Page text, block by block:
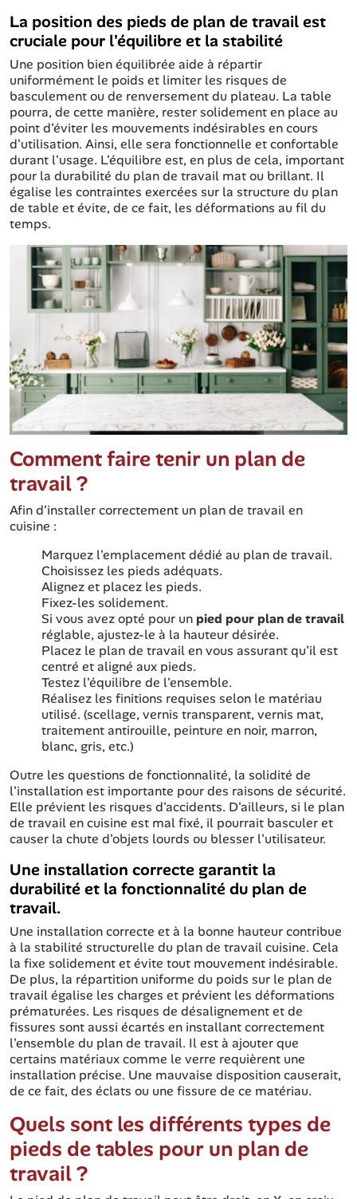
La position des pieds de plan de travail est
cruciale pour l'équilibre et la stabilité
Une position bien équilibrée aide à répartir
uniformément le poids et limiter les risques de
basculement ou de renversement du plateau. La table
pourra, de cette manière, rester solidement en place au
point d'éviter les mouvements indésirables en cours
d'utilisation. Ainsi, elle sera fonctionnelle et confortable
durant l'usage. L'équilibre est, en plus de cela, important
pour la durabilité du plan de travail mat ou brillant. Il
égalise les contraintes exercées sur la structure du plan
de table et évite, de ce fait, les déformations au fil du
temps.
Comment faire tenir un plan de
travail ?
Afin d'installer correctement un plan de travail en
cuisine :
Marquez l'emplacement dédié au plan de travail.
Choisissez les pieds adéquats.
Alignez et placez les pieds.
Fixez-les solidement.
Si vous avez opté pour un pied pour plan de travail
réglable, ajustez-le à la hauteur désirée.
Placez le plan de travail en vous assurant qu'il est
centré et aligné aux pieds.
Testez l'équilibre de l'ensemble.
Réalisez les finitions requises selon le matériau
utilisé. (scellage, vernis transparent, vernis mat,
traitement antirouille, peinture en noir, marron,
blanc, gris, etc.)
Outre les questions de fonctionnalité, la solidité de
l'installation est importante pour des raisons de sécurité.
Elle prévient les risques d'accidents. D'ailleurs, si le plan
de travail en cuisine est mal fixé, il pourrait basculer et
causer la chute d'objets lourds ou blesser l'utilisateur.
Une installation correcte garantit la
durabilité et la fonctionnalité du plan de
travail.
Une installation correcte et à la bonne hauteur contribue
à la stabilité structurelle du plan de travail cuisine. Cela
la fixe solidement et évite tout mouvement indésirable.
De plus, la répartition uniforme du poids sur le plan de
travail égalise les charges et prévient les déformations
prématurées. Les risques de désalignement et de
fissures sont aussi écartés en installant correctement
l'ensemble du plan de travail. Il est à ajouter que
certains matériaux comme le verre requièrent une
installation précise. Une mauvaise disposition causerait,
de ce fait, des éclats ou une fissure de ce matériau.
Quels sont les différents types de
pieds de tables pour un plan de
travail ?